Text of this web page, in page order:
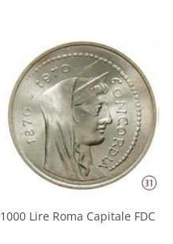
1000 Lire Roma Capitale FDC